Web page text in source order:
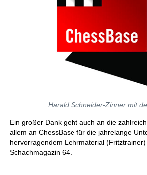
Harald Schneider-Zinner mit
Ein großer Dank geht auch an die
allem an ChessBase für die jahrelange
hervorragendem Lehrmaterial
Schachmagazin 64.